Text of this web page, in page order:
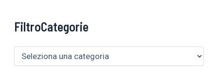
FiltroCategorie